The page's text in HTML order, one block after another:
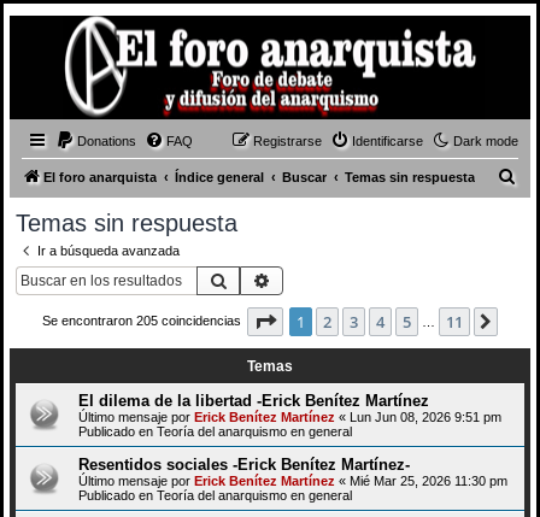
Dark mode
Donations FAQ Identificarse
Registrarse
El foro anarquista Índice general Buscar Temas sin respuesta
Temas sin respuesta
Ir a búsqueda avanzada
Buscar
Se encontraron 205 coincidencias Página de 11
1 2 3 4 5 11
Temas
El dilema de la libertad -Erick Benítez Martínez
Último mensaje por Erick Benítez Martínez « Lun Jun 08, 2026 9:51 pm
Publicado en Teoría del anarquismo en general
Resentidos sociales -Erick Benítez Martínez-
Último mensaje por Erick Benítez Martínez « Mié Mar 25, 2026 11:30 pm
Publicado en Teoría del anarquismo en general